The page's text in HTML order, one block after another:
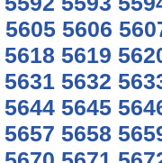
5605 5606
5618 5619
5631 5632
5644 5645
5657 5658